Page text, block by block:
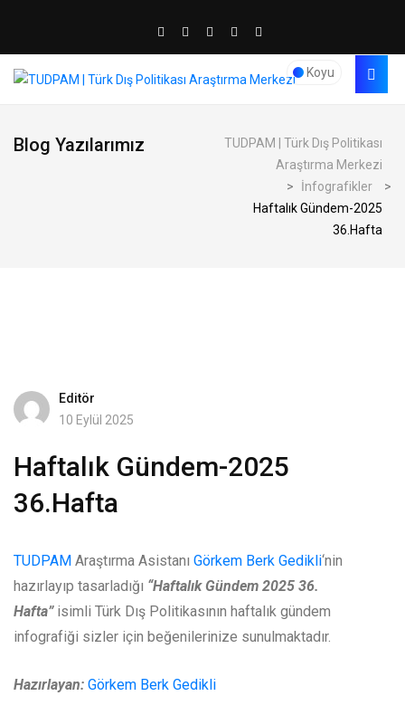
Koyu
Blog Yazılarımız
TUDPAM | Türk Dış Politikası
Araştırma Merkezi
>
İnfografikler
>
Haftalık Gündem-2025
36.Hafta
Editör
10 Eylül 2025
Haftalık Gündem-2025
36.Hafta
TUDPAM Araştırma Asistanı Görkem Berk Gedikli‘nin
hazırlayıp tasarladığı “Haftalık Gündem 2025 36.
Hafta” isimli Türk Dış Politikasının haftalık gündem
infografiği sizler için beğenilerinize sunulmaktadır.
Hazırlayan: Görkem Berk Gedikli